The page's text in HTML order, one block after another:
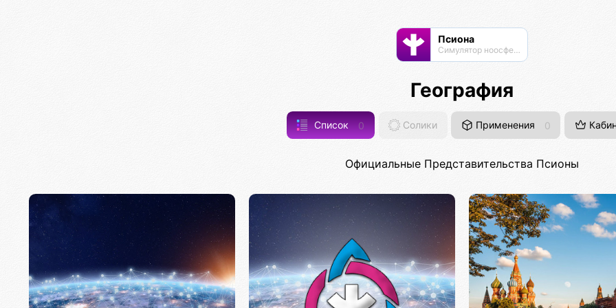
Псиона
Cимулятор ноосферы
География
Список 0 Солики Применения 0
Официальные Представительства Псионы